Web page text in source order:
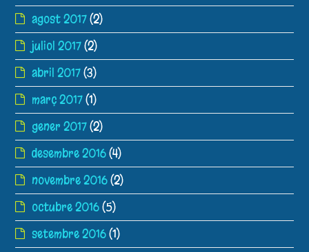
agost 2017(2)
juliol 2017(2)
abril 2017(3)
març 2017(1)
gener 2017(2)
desembre 2016(4)
novembre 2016(2)
octubre 2016(5)
setembre 2016(1)